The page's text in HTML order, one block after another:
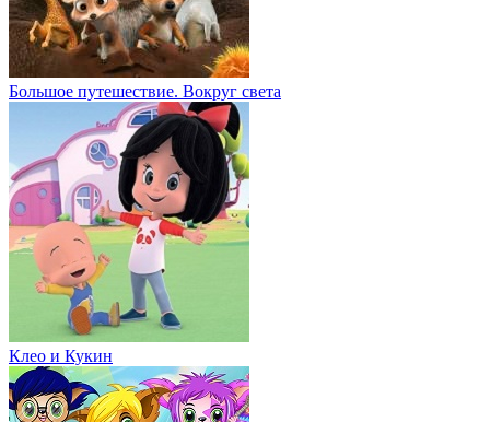
Большое путешествие. Вокруг света
Клео и Кукин